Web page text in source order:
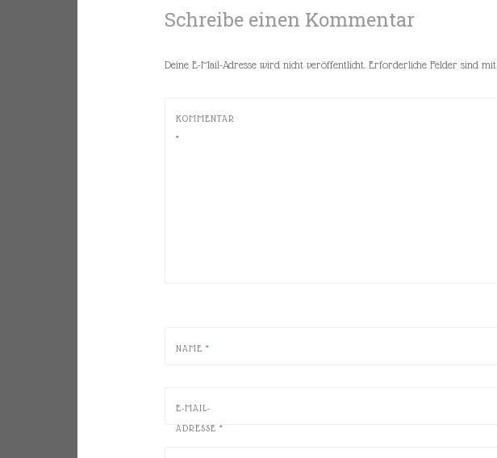
Schreibe einen Kommentar
Deine E-Mail-Adresse wird nicht veröffentlicht. Erforderliche Felder sind mit
KOMMENTAR
*
NAME *
E-MAIL-
ADRESSE *